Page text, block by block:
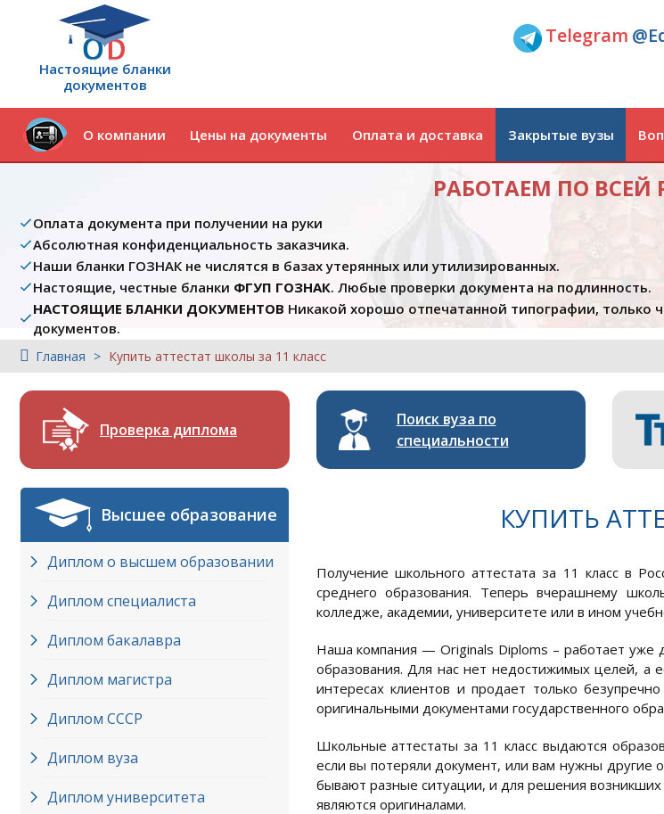
Настоящие бланки
документов
Telegram
О компании Цены на документы Оплата и доставка Закрытые вузы
РАБОТАЕМ ПО ВСЕЙ
Оплата документа при получении на руки
Абсолютная конфиденциальность заказчика.
Наши бланки ГОЗНАК не числятся в базах утерянных или утилизированных.
Настоящие, честные бланки ФГУП ГОЗНАК. Любые проверки документа на подлинность.
НАСТОЯЩИЕ БЛАНКИ ДОКУМЕНТОВ Никакой хорошо отпечатанной типографии, только
документов.
Главная Купить аттестат школы за 11 класс
Проверка диплома
Поиск вуза по
специальности
Высшее образование
Диплом о высшем образовании
Диплом специалиста
Диплом бакалавра
Диплом магистра
Диплом СССР
Диплом вуза
Диплом университета
КУПИТЬ
Получение школьного аттестата за 11 класс в
среднего образования. Теперь вчерашнему
колледже, академии, университете или в ином
Наша компания — Originals Diploms – работает уже
образования. Для нас нет недостижимых целей, а
интересах клиентов и продает только
оригинальными документами государственного
Школьные аттестаты за 11 класс выдаются
если вы потеряли документ, или вам нужны другие
бывают разные ситуации, и для решения
являются оригиналами.